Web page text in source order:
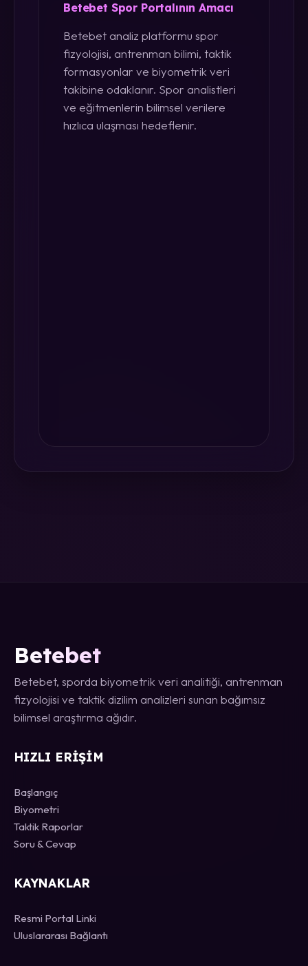
Betebet Spor Portalının Amacı
Betebet analiz platformu spor
fizyolojisi, antrenman bilimi, taktik
formasyonlar ve biyometrik veri
takibine odaklanır. Spor analistleri
ve eğitmenlerin bilimsel verilere
hızlıca ulaşması hedeflenir.
Betebet
Betebet, sporda biyometrik veri analitiği, antrenman
fizyolojisi ve taktik dizilim analizleri sunan bağımsız
bilimsel araştırma ağıdır.
HIZLI ERIŞIM
Başlangıç
Biyometri
Taktik Raporlar
Soru & Cevap
KAYNAKLAR
Resmi Portal Linki
Uluslararası Bağlantı